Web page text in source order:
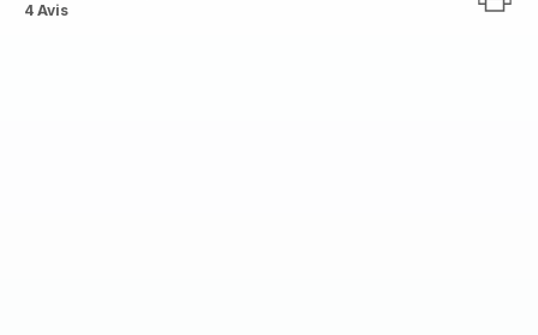
ratings.4.8
4 Avis